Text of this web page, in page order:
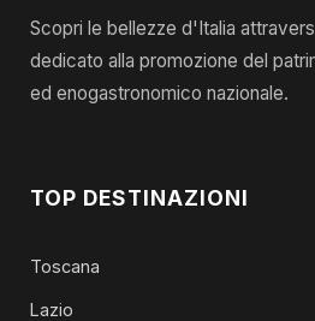
Scopri le bellezze d'Italia
dedicato alla promozione del
ed enogastronomico nazionale.
TOP DESTINAZIONI
Toscana
Lazio